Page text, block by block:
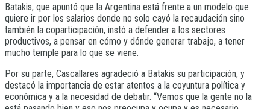
Batakis, que apuntó que la Argentina está frente a un modelo que
quiere ir por los salarios donde no solo cayó la recaudación sino
también la coparticipación, instó a defender a los sectores
productivos, a pensar en cómo y dónde generar trabajo, a tener
mucho temple para lo que se viene.
Por su parte, Cascallares agradeció a Batakis su participación, y
destacó la importancia de estar atentos a la coyuntura política y
económica y a la necesidad de debatir. “Vemos que la gente no la